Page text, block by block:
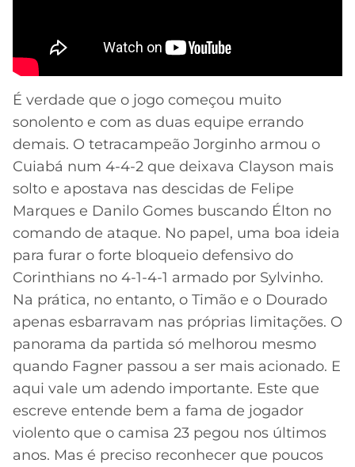
É verdade que o jogo começou muito
sonolento e com as duas equipe errando
demais. O tetracampeão Jorginho armou o
Cuiabá num 4-4-2 que deixava Clayson mais
solto e apostava nas descidas de Felipe
Marques e Danilo Gomes buscando Élton no
comando de ataque. No papel, uma boa ideia
para furar o forte bloqueio defensivo do
Corinthians no 4-1-4-1 armado por Sylvinho.
Na prática, no entanto, o Timão e o Dourado
apenas esbarravam nas próprias limitações. O
panorama da partida só melhorou mesmo
quando Fagner passou a ser mais acionado. E
aqui vale um adendo importante. Este que
escreve entende bem a fama de jogador
violento que o camisa 23 pegou nos últimos
anos. Mas é preciso reconhecer que poucos